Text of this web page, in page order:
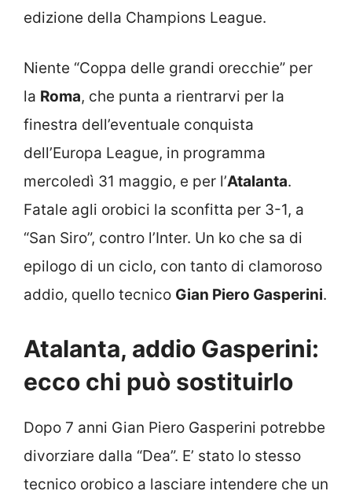
edizione della Champions League.
Niente “Coppa delle grandi orecchie” per
la Roma, che punta a rientrarvi per la
finestra dell’eventuale conquista
dell’Europa League, in programma
mercoledì 31 maggio, e per l’Atalanta.
Fatale agli orobici la sconfitta per 3-1, a
“San Siro”, contro l’Inter. Un ko che sa di
epilogo di un ciclo, con tanto di clamoroso
addio, quello tecnico Gian Piero Gasperini.
Atalanta, addio Gasperini:
ecco chi può sostituirlo
Dopo 7 anni Gian Piero Gasperini potrebbe
divorziare dalla “Dea”. E’ stato lo stesso
tecnico orobico a lasciare intendere che un